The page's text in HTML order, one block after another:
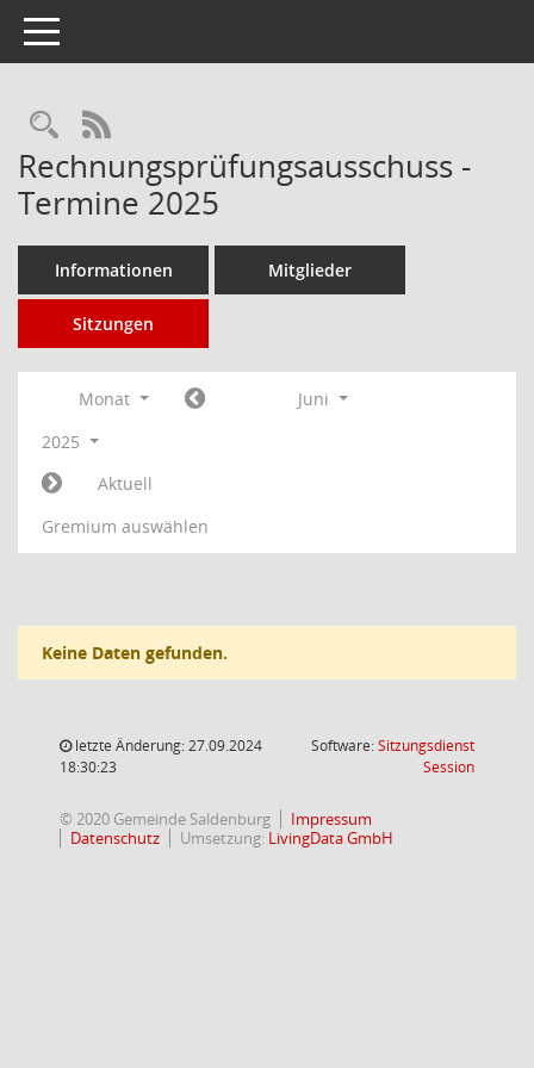
Toggle navigation
Rechercheauswahl
RSS-Feed
Rechnungsprüfungsausschuss -
Termine 2025
Informationen Mitglieder
Sitzungen
Monat
Juni
2025
Aktuell
Gremium auswählen
Keine Daten gefunden.
letzte Änderung: 27.09.2024
18:30:23
Software:Sitzungsdienst
Session(Wird in
© 2020 Gemeinde Saldenburg
Impressum
Datenschutz
Umsetzung: LivingData GmbH